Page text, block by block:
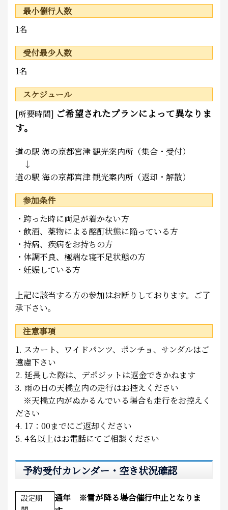
最小催行人数
1名
受付最少人数
1名
スケジュール
[所要時間] ご希望されたプランによって異なりま
す。
道の駅 海の京都宮津 観光案内所（集合・受付）
↓
道の駅 海の京都宮津 観光案内所（返却・解散）
参加条件
・跨った時に両足が着かない方
・飲酒、薬物による酩酊状態に陥っている方
・持病、疾病をお持ちの方
・体調不良、極端な寝不足状態の方
・妊娠している方
上記に該当する方の参加はお断りしております。ご了
承下さい。
注意事項
1. スカート、ワイドパンツ、ポンチョ、サンダルはご
遠慮下さい
2. 延長した際は、デポジットは返金できかねます
3. 雨の日の天橋立内の走行はお控えください
※天橋立内がぬかるんでいる場合も走行をお控えく
ださい
4. 17：00までにご返却ください
5. 4名以上はお電話にてご相談ください
予約受付カレンダー・空き状況確認
設定期
通年 ※雪が降る場合催行中止となりま